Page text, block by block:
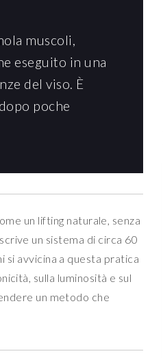
muscoli,
eseguito in una
del viso. È
poche
un lifting naturale, senza
un sistema di circa 60
si avvicina a questa pratica
sulla luminosità e sul
un metodo che